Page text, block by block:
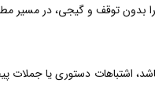
بدون توقف و گیجی، در مسیر
اشتباهات دستوری یا